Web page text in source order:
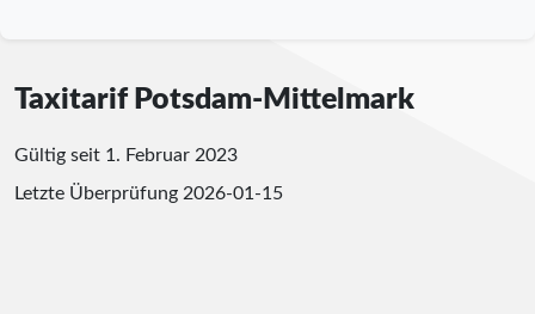
Taxitarif Potsdam-Mittelmark
Gültig seit 1. Februar 2023
Letzte Überprüfung 2026-01-15